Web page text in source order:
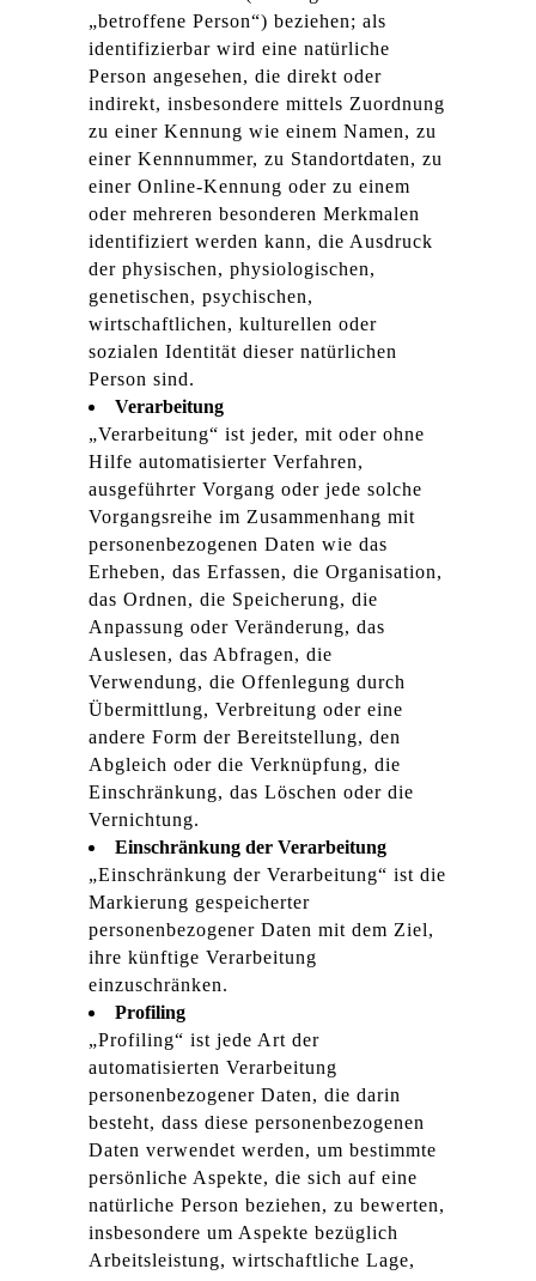
„betroffene Person“) beziehen; als
identifizierbar wird eine natürliche
Person angesehen, die direkt oder
indirekt, insbesondere mittels Zuordnung
zu einer Kennung wie einem Namen, zu
einer Kennnummer, zu Standortdaten, zu
einer Online-Kennung oder zu einem
oder mehreren besonderen Merkmalen
identifiziert werden kann, die Ausdruck
der physischen, physiologischen,
genetischen, psychischen,
wirtschaftlichen, kulturellen oder
sozialen Identität dieser natürlichen
Person sind.
Verarbeitung
„Verarbeitung“ ist jeder, mit oder ohne
Hilfe automatisierter Verfahren,
ausgeführter Vorgang oder jede solche
Vorgangsreihe im Zusammenhang mit
personenbezogenen Daten wie das
Erheben, das Erfassen, die Organisation,
das Ordnen, die Speicherung, die
Anpassung oder Veränderung, das
Auslesen, das Abfragen, die
Verwendung, die Offenlegung durch
Übermittlung, Verbreitung oder eine
andere Form der Bereitstellung, den
Abgleich oder die Verknüpfung, die
Einschränkung, das Löschen oder die
Vernichtung.
Einschränkung der Verarbeitung
„Einschränkung der Verarbeitung“ ist die
Markierung gespeicherter
personenbezogener Daten mit dem Ziel,
ihre künftige Verarbeitung
einzuschränken.
Profiling
„Profiling“ ist jede Art der
automatisierten Verarbeitung
personenbezogener Daten, die darin
besteht, dass diese personenbezogenen
Daten verwendet werden, um bestimmte
persönliche Aspekte, die sich auf eine
natürliche Person beziehen, zu bewerten,
insbesondere um Aspekte bezüglich
Arbeitsleistung, wirtschaftliche Lage,